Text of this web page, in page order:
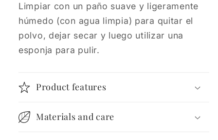
Limpiar con un paño suave y ligeramente
húmedo (con agua limpia) para quitar el
polvo, dejar secar y luego utilizar una
esponja para pulir.
Product features
Materials and care